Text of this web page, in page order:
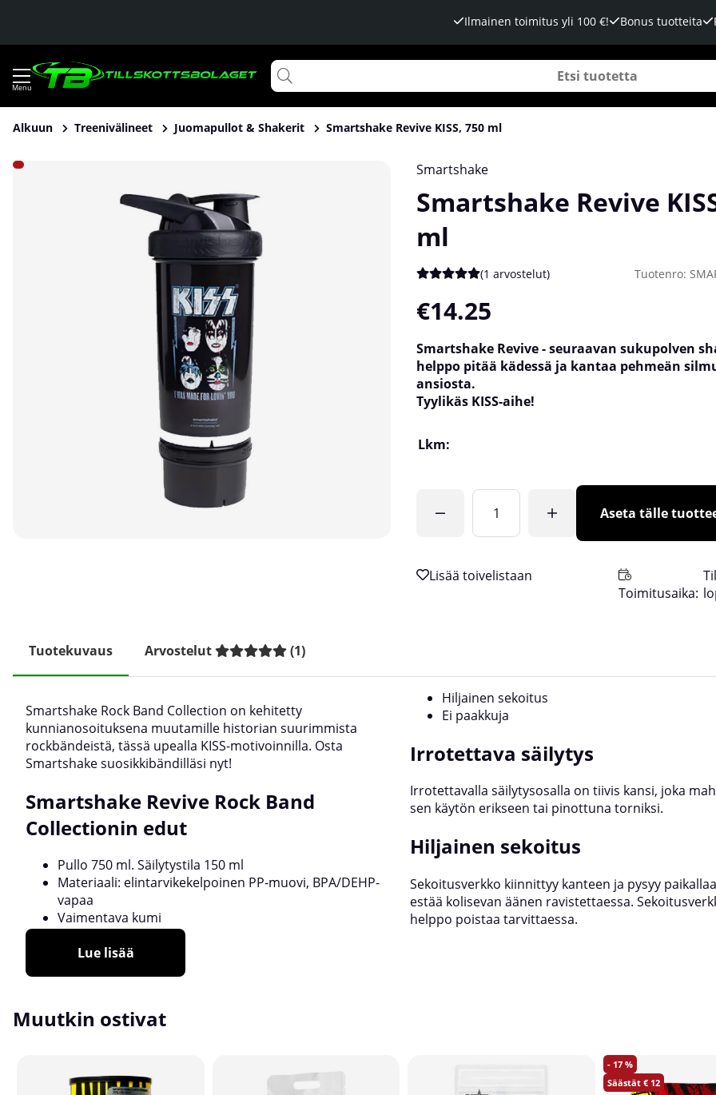
Ilmainen toimitus yli 100 €! Bonus tuotteita
Alkuun Treenivälineet Juomapullot & Shakerit Smartshake Revive KISS, 750 ml
Tuotekuvat Smartshake Revive KISS, 750 ml Smartshake
Smartshake Revive
ml
Keskiarvoluokitus 5 / 5 Arvioiden määrä 1
(1 arvostelut) Tuotenro:
€14.25
Smartshake Revive - seuraavan sukupolven
helppo pitää kädessä ja kantaa pehmeän
ansiosta.
Tyylikäs KISS-aihe!
Lkm:
Aseta tälle
Toimitusaika:
Tuotekuvaus Arvostelut (1)
Smartshake Rock Band Collection on kehitetty
kunnianosoituksena muutamille historian suurimmista
rockbändeistä, tässä upealla KISS-motivoinnilla. Osta
Smartshake suosikkibändilläsi nyt!
Smartshake Revive Rock Band
Collectionin edut
Pullo 750 ml. Säilytystila 150 ml
Materiaali: elintarvikekelpoinen PP-muovi, BPA/DEHP-
vapaa
Vaimentava kumi
Hiljainen sekoitus
Ei paakkuja
Irrotettava säilytys
Irrotettavalla säilytysosalla on tiivis kansi, joka
sen käytön erikseen tai pinottuna torniksi.
Hiljainen sekoitus
Sekoitusverkko kiinnittyy kanteen ja pysyy
estää kolisevan äänen ravistettaessa.
helppo poistaa tarvittaessa.
Lue lisää
Muutkin ostivat
17
12